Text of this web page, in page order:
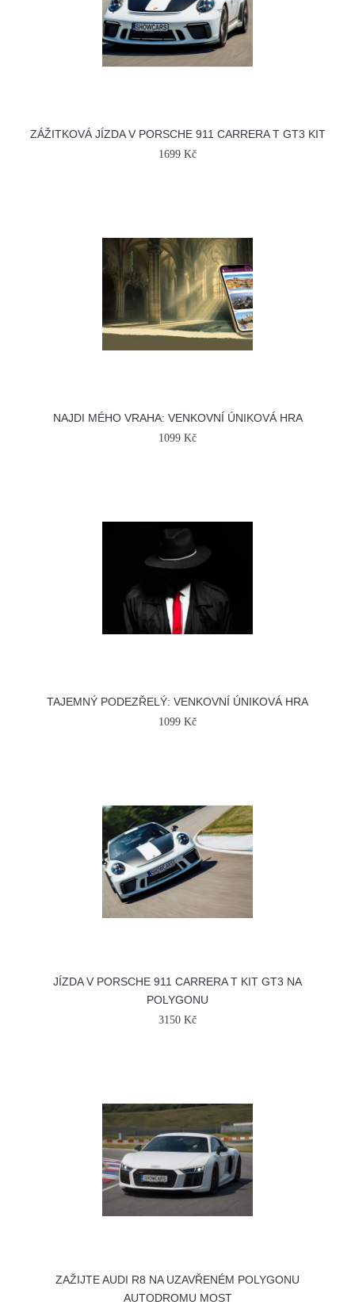
ZÁŽITKOVÁ JÍZDA V PORSCHE 911 CARRERA T GT3 KIT
1699 Kč
NAJDI MÉHO VRAHA: VENKOVNÍ ÚNIKOVÁ HRA
1099 Kč
TAJEMNÝ PODEZŘELÝ: VENKOVNÍ ÚNIKOVÁ HRA
1099 Kč
JÍZDA V PORSCHE 911 CARRERA T KIT GT3 NA
POLYGONU
3150 Kč
ZAŽIJTE AUDI R8 NA UZAVŘENÉM POLYGONU
AUTODROMU MOST